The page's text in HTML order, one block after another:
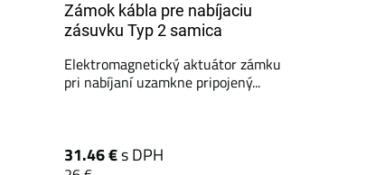
Zámok kábla pre nabíjaciu
zásuvku Typ 2 samica
Elektromagnetický aktuátor zámku
pri nabíjaní uzamkne pripojený...
31.46 €s DPH